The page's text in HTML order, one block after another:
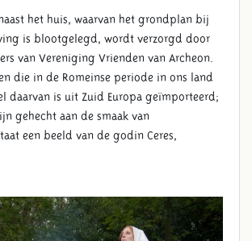
het huis, waarvan het grondplan bij
is blootgelegd, wordt verzorgd door
van Vereniging Vrienden van Archeon.
die in de Romeinse periode in ons land
daarvan is uit Zuid Europa geïmporteerd;
gehecht aan de smaak van
een beeld van de godin Ceres,